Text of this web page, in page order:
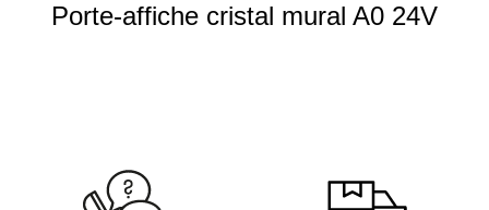
Porte-affiche cristal mural A0 24V